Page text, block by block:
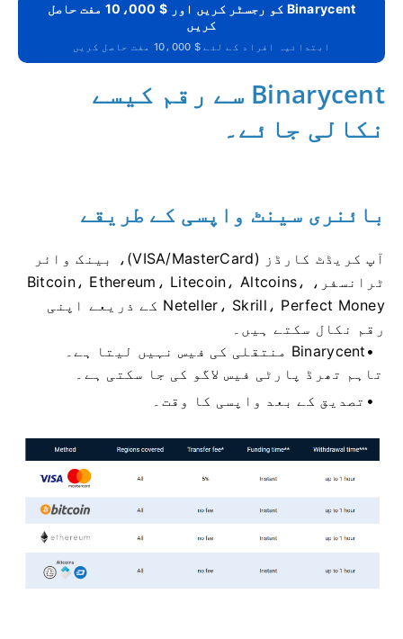
Binarycent کو رجسٹر کریں اور $ 10،000 مفت حاصل
کریں
ابتدائیہ افراد کے لئے $ 10،000 مفت حاصل کریں
Binarycent سے رقم کیسے
نکالی جائے۔
بائنری سینٹ واپسی کے طریقے
آپ کریڈٹ کارڈز (VISA/MasterCard)، بینک وائر
ٹرانسفر، Bitcoin، Ethereum، Litecoin، Altcoins،
Neteller، Skrill، Perfect Money کے ذریعے اپنی
رقم نکال سکتے ہیں۔
Binarycent منتقلی کی فیس نہیں لیتا ہے۔
تاہم تھرڈ پارٹی فیس لاگو کی جا سکتی ہے۔
تصدیق کے بعد واپسی کا وقت۔